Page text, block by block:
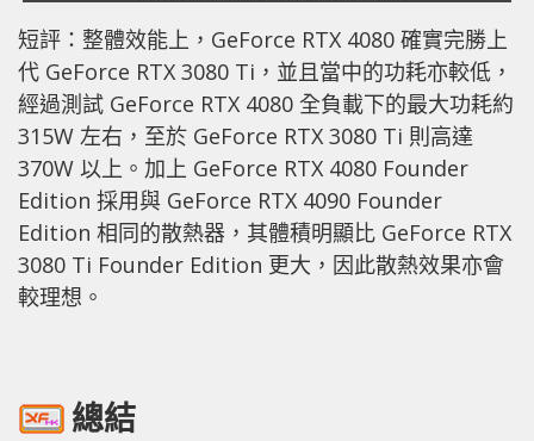
短評：整體效能上，GeForce RTX 4080 確實完勝上
代 GeForce RTX 3080 Ti，並且當中的功耗亦較低，
經過測試 GeForce RTX 4080 全負載下的最大功耗約
315W 左右，至於 GeForce RTX 3080 Ti 則高達
370W 以上。加上 GeForce RTX 4080 Founder
Edition 採用與 GeForce RTX 4090 Founder
Edition 相同的散熱器，其體積明顯比 GeForce RTX
3080 Ti Founder Edition 更大，因此散熱效果亦會
較理想。
總結